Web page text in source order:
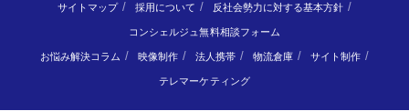
サイトマップ 採用について 反社会勢力に対する基本方針
コンシェルジュ無料相談フォーム
お悩み解決コラム 映像制作 法人携帯 物流倉庫 サイト制作
テレマーケティング